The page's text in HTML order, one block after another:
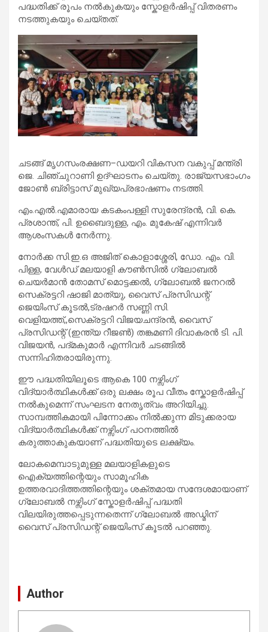
പദ്ധതിക്ക് രൂപം നൽകുകയും സ്കോളർഷിപ്പ് വിതരണം
നടത്തുകയും ചെയ്തത്.
ചടങ്ങ് മൃഗസംരക്ഷണ–ഡയറി വികസന വകുപ്പ് മന്ത്രി
ജെ. ചിഞ്ചുറാണി ഉദ്ഘാടനം ചെയ്തു. രാജ്യസഭാംഗം
ജോൺ ബ്രിട്ടാസ് മുഖ്യപ്രഭാഷണം നടത്തി.
എം.എൽ.എമാരായ കടകംപള്ളി സുരേന്ദ്രൻ, വി. കെ.
പ്രശാന്ത്, പി. ഉബൈദുള്ള, എം. മുകേഷ് എന്നിവർ
ആശംസകൾ നേർന്നു.
നോർക്ക സി.ഇ.ഒ അജിത് കൊളാശ്ശേരി, ഡോ. എം. വി.
പിള്ള, വേൾഡ് മലയാളി കൗൺസിൽ ഗ്ലോബൽ
ചെയർമാൻ തോമസ് മൊട്ടക്കൽ, ഗ്ലോബൽ ജനറൽ
സെക്രട്ടറി ഷാജി മാത്യു, വൈസ് പ്രസിഡന്റ്
ജെയിംസ് കൂടൽ,ട്രഷറർ സണ്ണി സി.
വെളിയത്ത്,,സെക്രട്ടറി വിജയചന്ദ്രൻ, വൈസ്
പ്രസിഡന്റ് (ഇന്ത്യ റീജൺ) തങ്കമണി ദിവാകരൻ ടി. പി.
വിജയൻ, പദ്മകുമാർ എന്നിവർ ചടങ്ങിൽ
സന്നിഹിതരായിരുന്നു.
ഈ പദ്ധതിയിലൂടെ ആകെ 100 നഴ്സിംഗ്
വിദ്യാർത്ഥികൾക്ക് ഒരു ലക്ഷം രൂപ വീതം സ്കോളർഷിപ്പ്
നൽകുമെന്ന് സംഘടന നേതൃത്വം അറിയിച്ചു.
സാമ്പത്തികമായി പിന്നോക്കം നിൽക്കുന്ന മിടുക്കരായ
വിദ്യാർത്ഥികൾക്ക് നഴ്സിംഗ് പഠനത്തിൽ
കരുത്താകുകയാണ് പദ്ധതിയുടെ ലക്ഷ്യം.
ലോകമെമ്പാടുമുള്ള മലയാളികളുടെ
ഐക്യത്തിന്റെയും സാമൂഹിക
ഉത്തരവാദിത്തത്തിന്റെയും ശക്തമായ സന്ദേശമായാണ്
ഗ്ലോബൽ നഴ്സിംഗ് സ്കോളർഷിപ്പ് പദ്ധതി
വിലയിരുത്തപ്പെടുന്നതെന്ന് ഗ്ലോബൽ അഡ്മിന്
വൈസ് പ്രസിഡന്റ് ജെയിംസ് കൂടൽ പറഞ്ഞു.
Author